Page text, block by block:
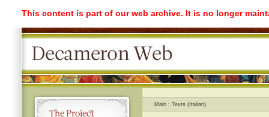
This content is part of our web archive. It is no longer
Main Texts (Italian)